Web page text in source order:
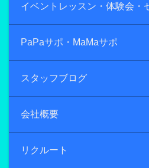
イベントレッスン・体験会・
PaPaサポ・MaMaサポ
スタッフブログ
会社概要
リクルート